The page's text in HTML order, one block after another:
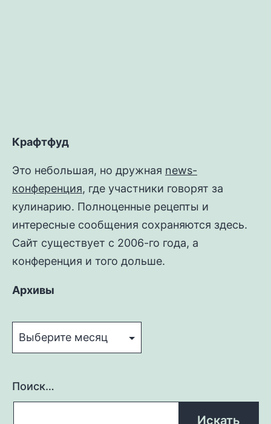
Крафтфуд
Это небольшая, но дружная news-
конференция, где участники говорят за
кулинарию. Полноценные рецепты и
интересные сообщения сохраняются здесь.
Сайт существует с 2006-го года, а
конференция и того дольше.
Архивы
Поиск…